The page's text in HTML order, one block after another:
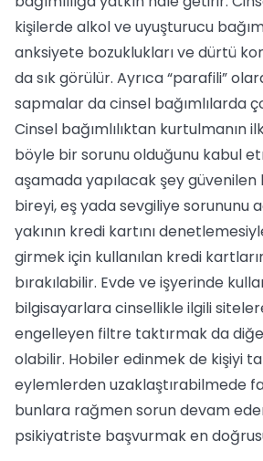
kişilerde alkol ve uyuşturucu
anksiyete bozuklukları ve dürtü
da sık görülür. Ayrıca “parafili”
sapmalar da cinsel bağımlılarda
Cinsel bağımlılıktan kurtulmanın
böyle bir sorunu olduğunu kabul
aşamada yapılacak şey güvenilen
bireyi, eş yada sevgiliye sorununu
yakının kredi kartını
girmek için kullanılan kredi
bırakılabilir. Evde ve işyerinde
bilgisayarlara cinsellikle ilgili
engelleyen filtre taktırmak da
olabilir. Hobiler edinmek de kişiyi
eylemlerden uzaklaştırabilmede
bunlara rağmen sorun devam
psikiyatriste başvurmak en